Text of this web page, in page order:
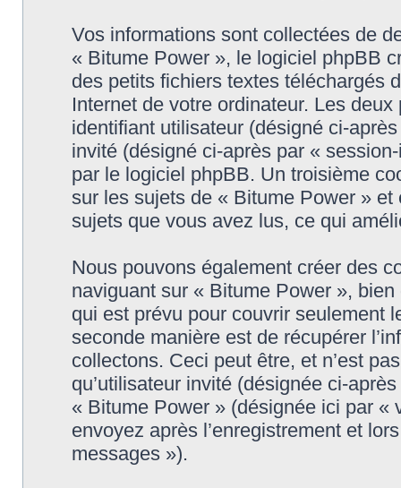
Vos informations sont collectées de
« Bitume Power », le logiciel phpBB
des petits fichiers textes téléchargés
Internet de votre ordinateur. Les
identifiant utilisateur (désigné ci-
invité (désigné ci-après par «
par le logiciel phpBB. Un troisième
sur les sujets de « Bitume Power »
sujets que vous avez lus, ce qui
Nous pouvons également créer des
naviguant sur « Bitume Power »,
qui est prévu pour couvrir seulement
seconde manière est de récupérer
collectons. Ceci peut être, et n’est
qu’utilisateur invité (désignée ci-
« Bitume Power » (désignée ici par «
envoyez après l’enregistrement et
messages »).